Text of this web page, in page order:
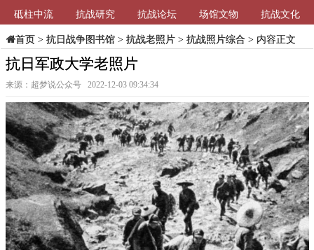
砥柱中流
抗战研究 抗战论坛 场馆文物 抗战文化
首页> 抗日战争图书馆> 抗战老照片> 抗战照片综合> 内容正文
抗日军政大学老照片
来源：超梦说公众号 2022-12-03 09:34:34